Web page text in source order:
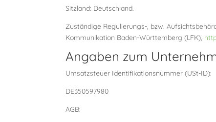
Sitzland: Deutschland.
Zuständige Regulierungs-, bzw.
Kommunikation Baden-Württemberg (LFK),
Angaben zum
Umsatzsteuer Identifikationsnummer (USt-ID):
DE350597980
AGB: